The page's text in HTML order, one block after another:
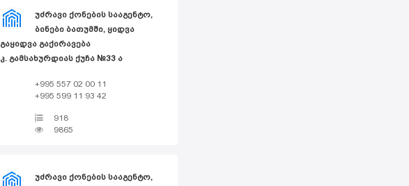
ᲣᲫᲠᲐᲕᲘ ᲥᲝᲜᲔᲑᲘᲡ ᲡᲐᲐᲒᲔᲜᲢᲝ,
ᲑᲘᲜᲔᲑᲘ ᲑᲐᲗᲣᲛᲨᲘ, ᲧᲘᲓᲕᲐ
ᲒᲐᲧᲘᲓᲕᲐ ᲒᲐᲥᲘᲠᲐᲕᲔᲑᲐ
კ. გამსახურდიას ქუჩა №33 ა
+995 557 02 00 11
+995 599 11 93 42
918
9865
ᲣᲫᲠᲐᲕᲘ ᲥᲝᲜᲔᲑᲘᲡ ᲡᲐᲐᲒᲔᲜᲢᲝ,